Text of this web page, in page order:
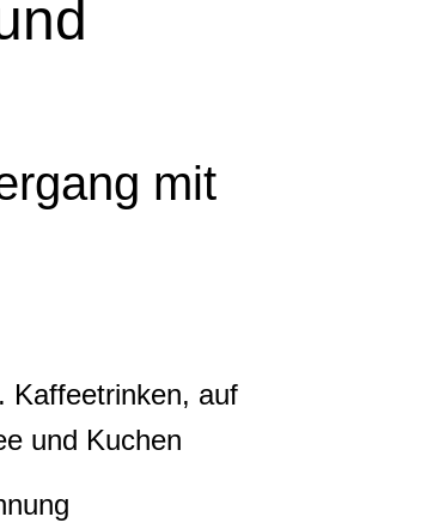
mit
Kaffeetrinken, auf
und Kuchen